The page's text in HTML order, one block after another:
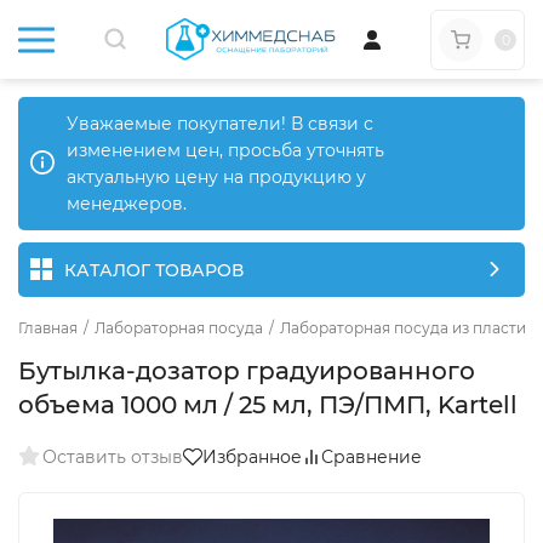
Уважаемые покупатели! В связи с
изменением цен, просьба уточнять
актуальную цену на продукцию у
менеджеров.
КАТАЛОГ ТОВАРОВ
Главная / Лабораторная посуда / Лабораторная посуда из пластика
Бутылка-дозатор градуированного
объема 1000 мл / 25 мл, ПЭ/ПМП, Kartell
Оставить отзыв Избранное Сравнение